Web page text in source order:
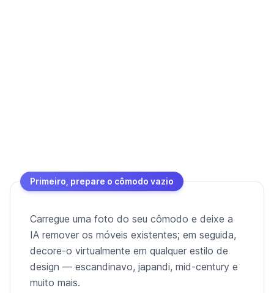
Primeiro, prepare o cômodo vazio
Carregue uma foto do seu cômodo e deixe a
IA remover os móveis existentes; em seguida,
decore-o virtualmente em qualquer estilo de
design — escandinavo, japandi, mid-century e
muito mais.